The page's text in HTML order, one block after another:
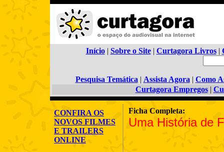
Início| Sobre o Site| Curtagora Livros|
Pesquisa Temática | Assista Agora | Como
Curtagora Empregos|
CONFIRA OS
NOVOS FILMES
E TRAILERS
ONLINE
Ficha Completa:
Uma História de